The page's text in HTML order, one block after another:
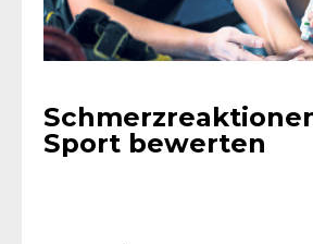
Sport bewerten